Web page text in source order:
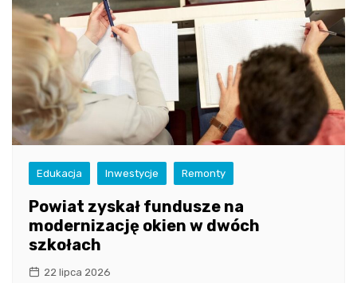
Edukacja Inwestycje Remonty
Powiat zyskał fundusze na
modernizację okien w dwóch
szkołach
22 lipca 2026